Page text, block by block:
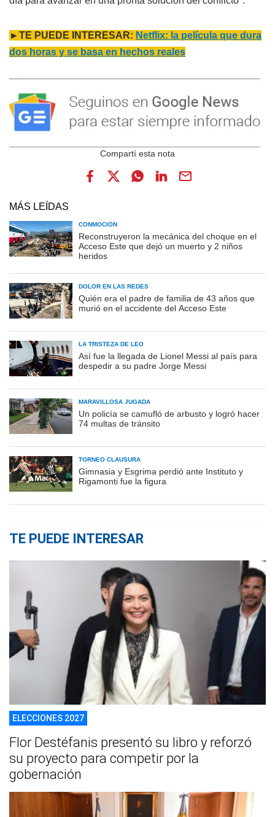
►TE PUEDE INTERESAR: Netflix: la película que dura
dos horas y se basa en hechos reales
MÁS LEÍDAS
CONMOCIÓN
Reconstruyeron la mecánica del choque en el
Acceso Este que dejó un muerto y 2 niños
heridos
DOLOR EN LAS REDES
Quién era el padre de familia de 43 años que
murió en el accidente del Acceso Este
LA TRISTEZA DE LEO
Así fue la llegada de Lionel Messi al país para
despedir a su padre Jorge Messi
MARAVILLOSA JUGADA
Un policía se camufló de arbusto y logró hacer
74 multas de tránsito
TORNEO CLAUSURA
Gimnasia y Esgrima perdió ante Instituto y
Rigamonti fue la figura
TE PUEDE INTERESAR
ELECCIONES 2027
Flor Destéfanis presentó su libro y reforzó
su proyecto para competir por la
gobernación